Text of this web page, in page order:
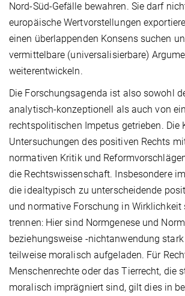
Nord-Süd-Gefälle bewahren. Sie darf
europäische Wertvorstellungen
einen überlappenden Konsens suchen
vermittelbare (universalisierbare)
weiterentwickeln.
Die Forschungsagenda ist also sowohl
analytisch-konzeptionell als auch von
rechtspolitischen Impetus getrieben. Die
Untersuchungen des positiven Rechts
normativen Kritik und
die Rechtswissenschaft. Insbesondere
die idealtypisch zu unterscheidende
und normative Forschung in Wirklichkeit
trennen: Hier sind Normgenese und
beziehungsweise -nichtanwendung
teilweise moralisch aufgeladen. Für
Menschenrechte oder das Tierrecht, die
moralisch imprägniert sind, gilt dies in